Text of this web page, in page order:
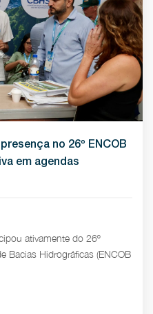
no 26º ENCOB
em agendas
ativamente do 26º
Bacias Hidrográficas (ENCOB